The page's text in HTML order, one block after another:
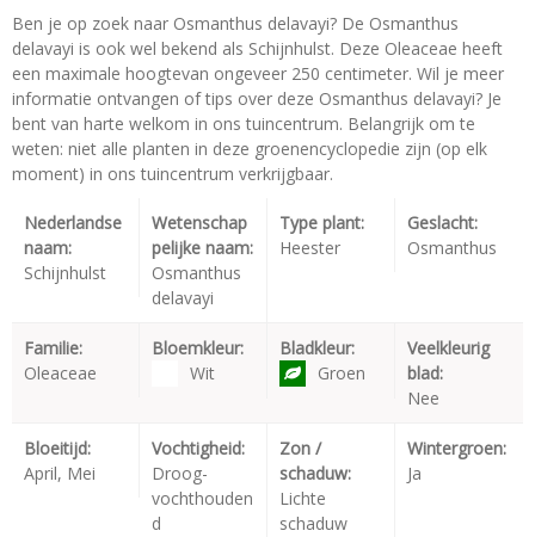
Ben je op zoek naar Osmanthus delavayi? De Osmanthus
delavayi is ook wel bekend als Schijnhulst. Deze Oleaceae heeft
een maximale hoogtevan ongeveer 250 centimeter. Wil je meer
informatie ontvangen of tips over deze Osmanthus delavayi? Je
bent van harte welkom in ons tuincentrum. Belangrijk om te
weten: niet alle planten in deze groenencyclopedie zijn (op elk
moment) in ons tuincentrum verkrijgbaar.
Nederlandse
naam:
Schijnhulst
Wetenschap
pelijke naam:
Osmanthus
delavayi
Type plant:
Heester
Geslacht:
Osmanthus
Familie:
Oleaceae
Bloemkleur:
Wit
Bladkleur:
Groen
Veelkleurig
blad:
Nee
Bloeitijd:
April, Mei
Vochtigheid:
Droog-
vochthouden
d
Zon /
schaduw:
Lichte
schaduw
Wintergroen:
Ja